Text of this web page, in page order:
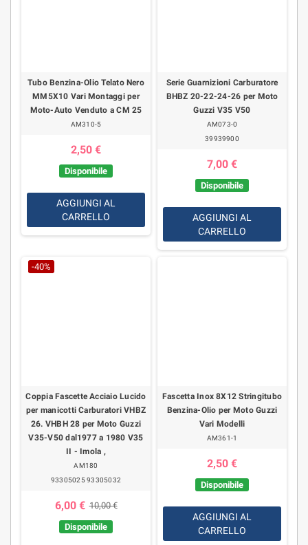
Tubo Benzina-Olio Telato Nero
MM5X10 Vari Montaggi per
Moto-Auto Venduto a CM 25
AM310-5
2,50 €
Disponibile
AGGIUNGI AL
CARRELLO
Serie Guarnizioni Carburatore
BHBZ 20-22-24-26 per Moto
Guzzi V35 V50
AM073-0
39939900
7,00 €
Disponibile
AGGIUNGI AL
CARRELLO
-40%
Coppia Fascette Acciaio Lucido
per manicotti Carburatori VHBZ
26. VHBH 28 per Moto Guzzi
V35-V50 dal1977 a 1980 V35
II - Imola ,
AM180
93305025 93305032
6,00 € 10,00 €
Disponibile
Fascetta Inox 8X12 Stringitubo
Benzina-Olio per Moto Guzzi
Vari Modelli
AM361-1
2,50 €
Disponibile
AGGIUNGI AL
CARRELLO